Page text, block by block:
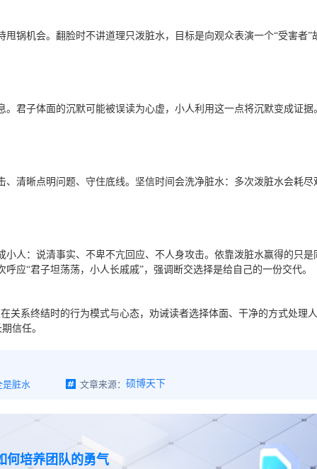
锅机会。翻脸时不讲道理只泼脏水，目标是向观众表演一个“受害者”
君子体面的沉默可能被误读为心虚，小人利用这一点将沉默变成证据
清晰点明问题、守住底线。坚信时间会洗净脏水：多次泼脏水会耗尽
人：说清事实、不卑不亢回应、不人身攻击。依靠泼脏水赢得的只是
应“君子坦荡荡，小人长戚戚”，强调断交选择是给自己的一份交代。
关系终结时的行为模式与心态，劝诫读者选择体面、干净的方式处理
信任。
脏水 文章来源： 硕博天下
何培养团队的勇气